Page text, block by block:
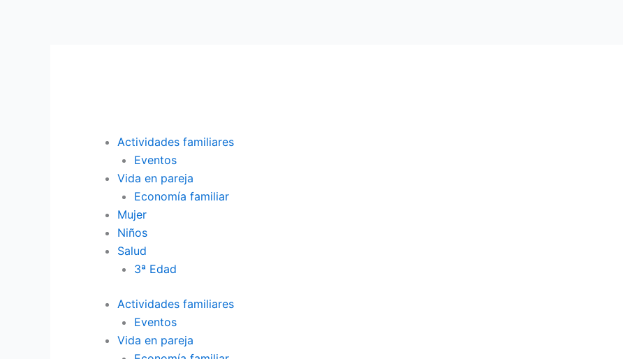
Actividades familiares
Eventos
Vida en pareja
Economía familiar
Mujer
Niños
Salud
3ª Edad
Actividades familiares
Eventos
Vida en pareja